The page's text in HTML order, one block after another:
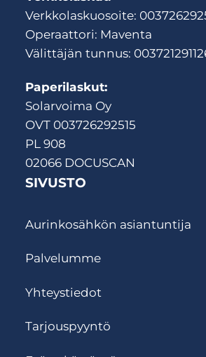
Verkkolaskuosoite:
Operaattori: Maventa
Välittäjän tunnus:
Paperilaskut:
Solarvoima Oy
OVT 003726292515
PL 908
02066 DOCUSCAN
SIVUSTO
Aurinkosähkön asiantuntija
Palvelumme
Yhteystiedot
Tarjouspyyntö